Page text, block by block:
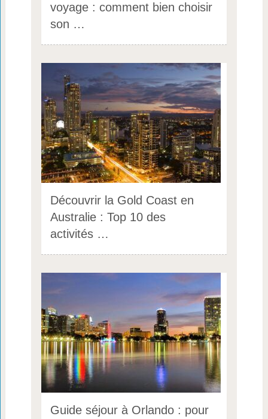
voyage : comment bien choisir
son …
Découvrir la Gold Coast en
Australie : Top 10 des
activités …
Guide séjour à Orlando : pour